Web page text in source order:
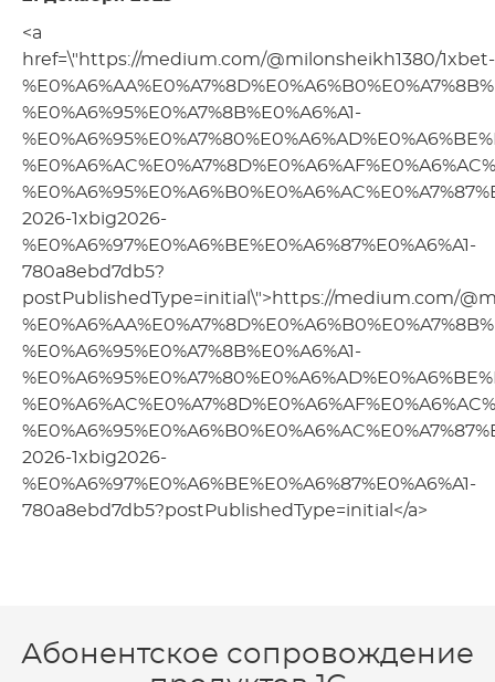
<a
href=\"https://medium.com/@milonsheikh1380/1xbet-
%E0%A6%95%E0%A7%8B%E0%A6%A1-
2026-1xbig2026-
%E0%A6%97%E0%A6%BE%E0%A6%87%E0%A6%A1-
780a8ebd7db5?
postPublishedType=initial\">https://medium.com/
%E0%A6%95%E0%A7%8B%E0%A6%A1-
2026-1xbig2026-
%E0%A6%97%E0%A6%BE%E0%A6%87%E0%A6%A1-
780a8ebd7db5?postPublishedType=initial</a>
Абонентское сопровождение